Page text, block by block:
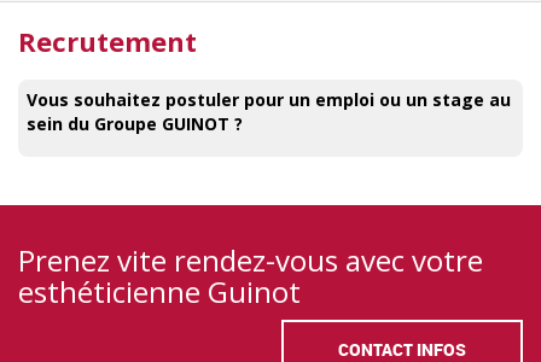
Recrutement
Vous souhaitez postuler pour un emploi ou un stage au
sein du Groupe GUINOT ?
Prenez vite rendez-vous avec votre
esthéticienne Guinot
CONTACT INFOS